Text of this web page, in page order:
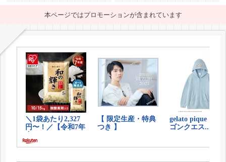
本ページではプロモーションが含まれています